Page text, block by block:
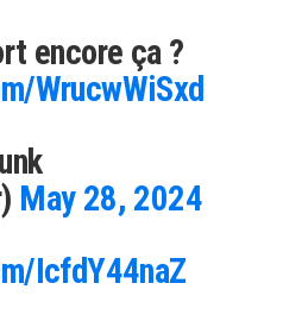
encore ça ?
WrucwWiSxd
May 28, 2024
IcfdY44naZ